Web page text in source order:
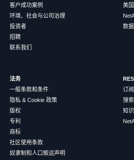
客户成功案例
环境、社会与公司治理
投资者
招聘
联系我们
美
数
法务
一般条款和条件
隐私 & Cookie 政策
版权
专利
商标
社区使用条款
奴隶制和人口贩运声明
订阅
搜
知